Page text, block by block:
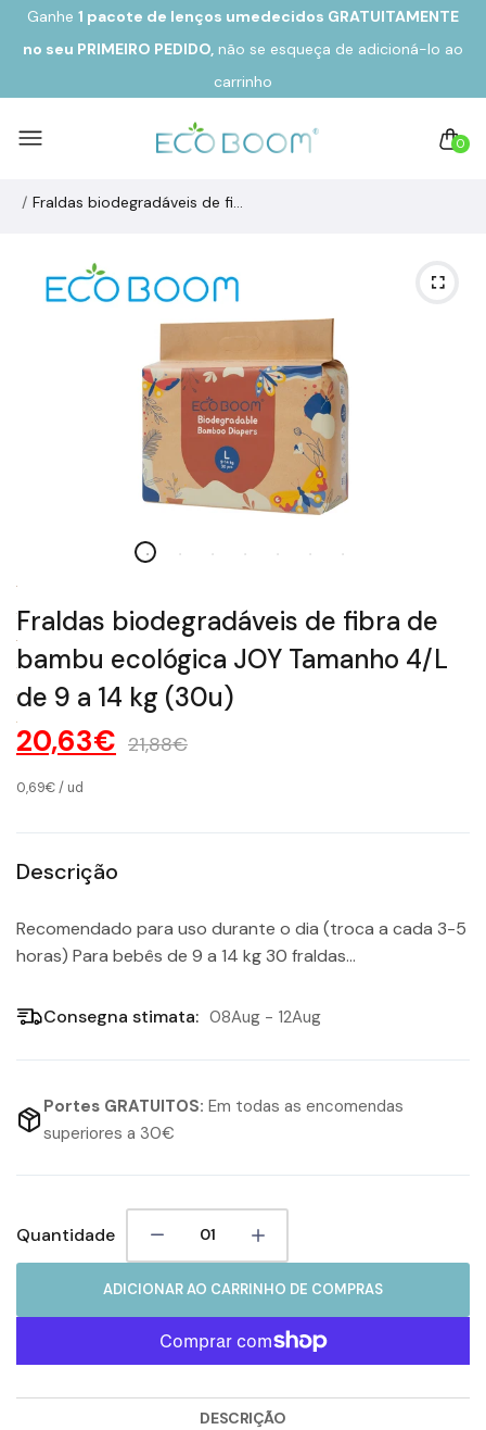
Ganhe 1 pacote de lenços umedecidos GRATUITAMENTE
no seu PRIMEIRO PEDIDO, não se esqueça de adicioná-lo ao
carrinho
0
Fraldas biodegradáveis ​​de fibra de bambu ecológica JOY Tamanho 4/L de 9 a 14 kg (30u)
Fraldas biodegradáveis ​​de fibra de
bambu ecológica JOY Tamanho 4/L
de 9 a 14 kg (30u)
20,63€ 21,88€
0,69€/ ud
Descrição
Recomendado para uso durante o dia (troca a cada 3-5
horas) Para bebês de 9 a 14 kg 30 fraldas...
Consegna stimata: 08Aug - 12Aug
Portes GRATUITOS: Em todas as encomendas
superiores a 30€
Quantidade
ADICIONAR AO CARRINHO DE COMPRAS
DESCRIÇÃO